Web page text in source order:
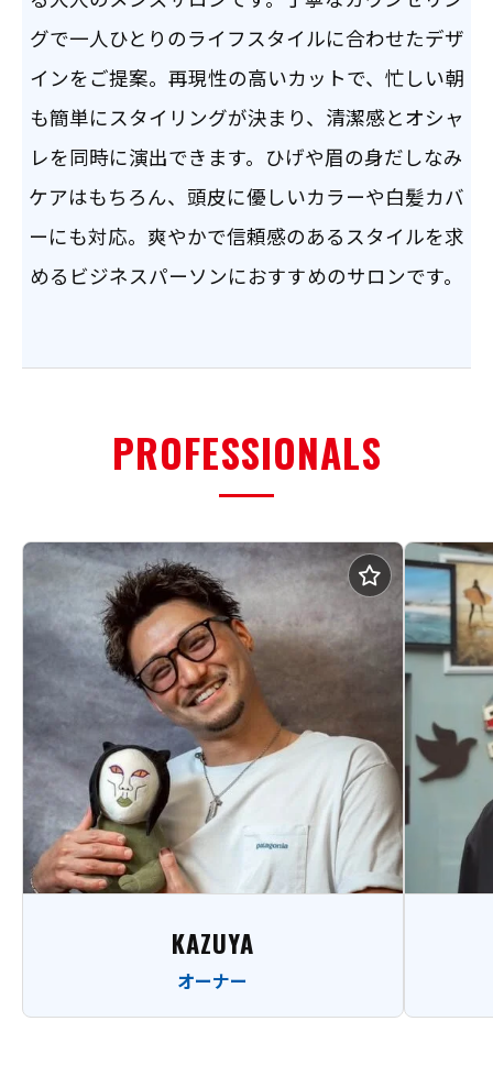
グで一人ひとりのライフスタイルに合わせたデザ
インをご提案。再現性の高いカットで、忙しい朝
も簡単にスタイリングが決まり、清潔感とオシャ
レを同時に演出できます。ひげや眉の身だしなみ
ケアはもちろん、頭皮に優しいカラーや白髪カバ
ーにも対応。爽やかで信頼感のあるスタイルを求
めるビジネスパーソンにおすすめのサロンです。
PROFESSIONALS
KAZUYA
オーナー